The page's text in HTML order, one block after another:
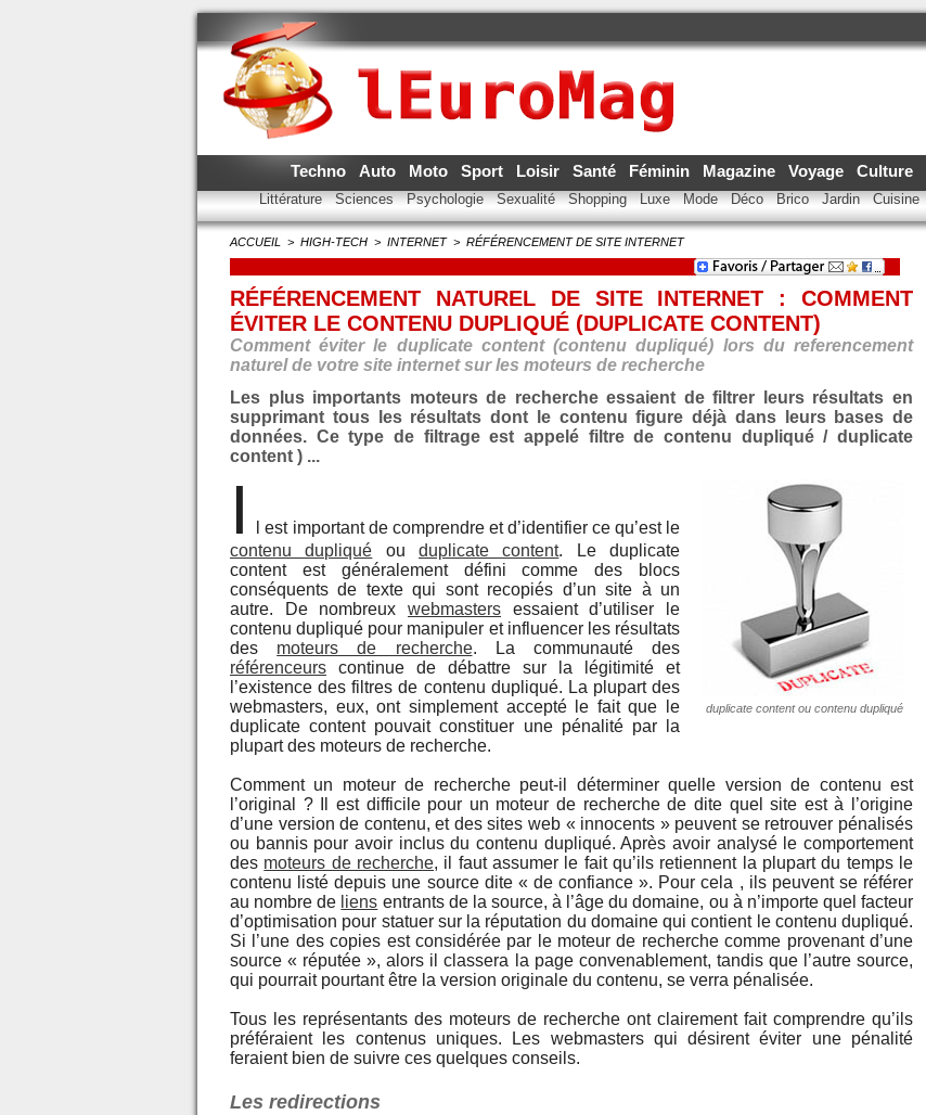
Techno Auto Moto Sport Loisir Santé Féminin Magazine Voyage Culture
Littérature Sciences Psychologie Sexualité Shopping Luxe Mode Déco Brico Jardin Cuisine
ACCUEIL > HIGH-TECH > INTERNET > RÉFÉRENCEMENT DE SITE INTERNET
RÉFÉRENCEMENT NATUREL DE SITE INTERNET : COMMENT
ÉVITER LE CONTENU DUPLIQUÉ (DUPLICATE CONTENT)
Comment éviter le duplicate content (contenu dupliqué) lors du referencement
naturel de votre site internet sur les moteurs de recherche
Les plus importants moteurs de recherche essaient de filtrer leurs résultats en
supprimant tous les résultats dont le contenu figure déjà dans leurs bases de
données. Ce type de filtrage est appelé filtre de contenu dupliqué / duplicate
content ) ...
duplicate content ou contenu dupliqué
I
l est important de comprendre et d’identifier ce qu’est le
contenu dupliqué ouduplicate content. Le duplicate
content est généralement défini comme des blocs
conséquents de texte qui sont recopiés d’un site à un
autre. De nombreux webmasters essaient d’utiliser le
contenu dupliqué pour manipuler et influencer les résultats
des moteurs de recherche. La communauté des
référenceurs continue de débattre sur la légitimité et
l’existence des filtres de contenu dupliqué. La plupart des
webmasters, eux, ont simplement accepté le fait que le
duplicate content pouvait constituer une pénalité par la
plupart des moteurs de recherche.
Comment un moteur de recherche peut-il déterminer quelle version de contenu est
l’original ? Il est difficile pour un moteur de recherche de dite quel site est à l’origine
d’une version de contenu, et des sites web « innocents » peuvent se retrouver pénalisés
ou bannis pour avoir inclus du contenu dupliqué. Après avoir analysé le comportement
des moteurs de recherche, il faut assumer le fait qu’ils retiennent la plupart du temps le
contenu listé depuis une source dite « de confiance ». Pour cela , ils peuvent se référer
au nombre de liens entrants de la source, à l’âge du domaine, ou à n’importe quel facteur
d’optimisation pour statuer sur la réputation du domaine qui contient le contenu dupliqué.
Si l’une des copies est considérée par le moteur de recherche comme provenant d’une
source « réputée », alors il classera la page convenablement, tandis que l’autre source,
qui pourrait pourtant être la version originale du contenu, se verra pénalisée.
Tous les représentants des moteurs de recherche ont clairement fait comprendre qu’ils
préféraient les contenus uniques. Les webmasters qui désirent éviter une pénalité
feraient bien de suivre ces quelques conseils.
Les redirections